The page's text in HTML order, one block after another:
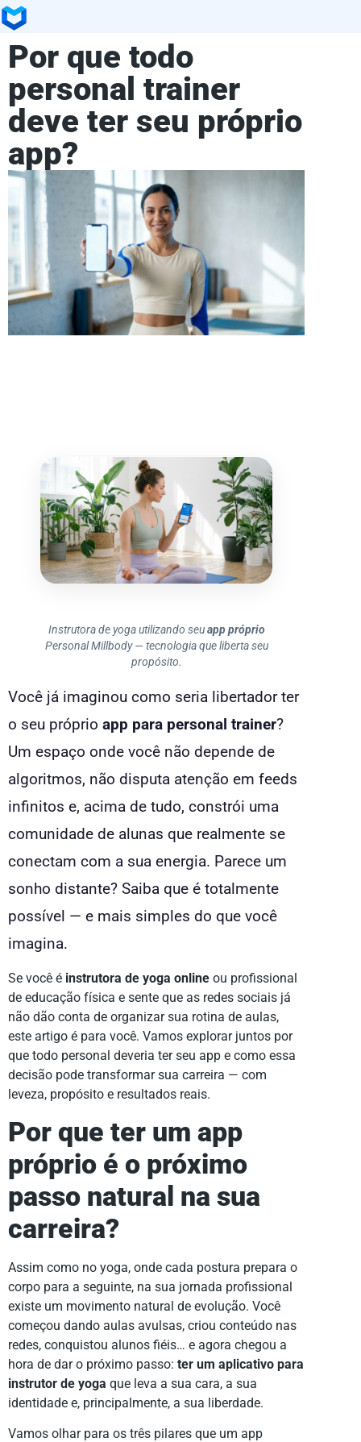
Por que todo
personal trainer
deve ter seu próprio
app?
Instrutora de yoga utilizando seuapp próprio
Personal Millbody — tecnologia que liberta seu
propósito.
Você já imaginou como seria libertador ter
o seu próprio app para personal trainer?
Um espaço onde você não depende de
algoritmos, não disputa atenção em feeds
infinitos e, acima de tudo, constrói uma
comunidade de alunas que realmente se
conectam com a sua energia. Parece um
sonho distante? Saiba que é totalmente
possível — e mais simples do que você
imagina.
Se você é instrutora de yoga online ou profissional
de educação física e sente que as redes sociais já
não dão conta de organizar sua rotina de aulas,
este artigo é para você. Vamos explorar juntos por
que todo personal deveria ter seu app e como essa
decisão pode transformar sua carreira — com
leveza, propósito e resultados reais.
Por que ter um app
próprio é o próximo
passo natural na sua
carreira?
Assim como no yoga, onde cada postura prepara o
corpo para a seguinte, na sua jornada profissional
existe um movimento natural de evolução. Você
começou dando aulas avulsas, criou conteúdo nas
redes, conquistou alunos fiéis… e agora chegou a
hora de dar o próximo passo: ter um aplicativo para
instrutor de yoga que leva a sua cara, a sua
identidade e, principalmente, a sua liberdade.
Vamos olhar para os três pilares que um app